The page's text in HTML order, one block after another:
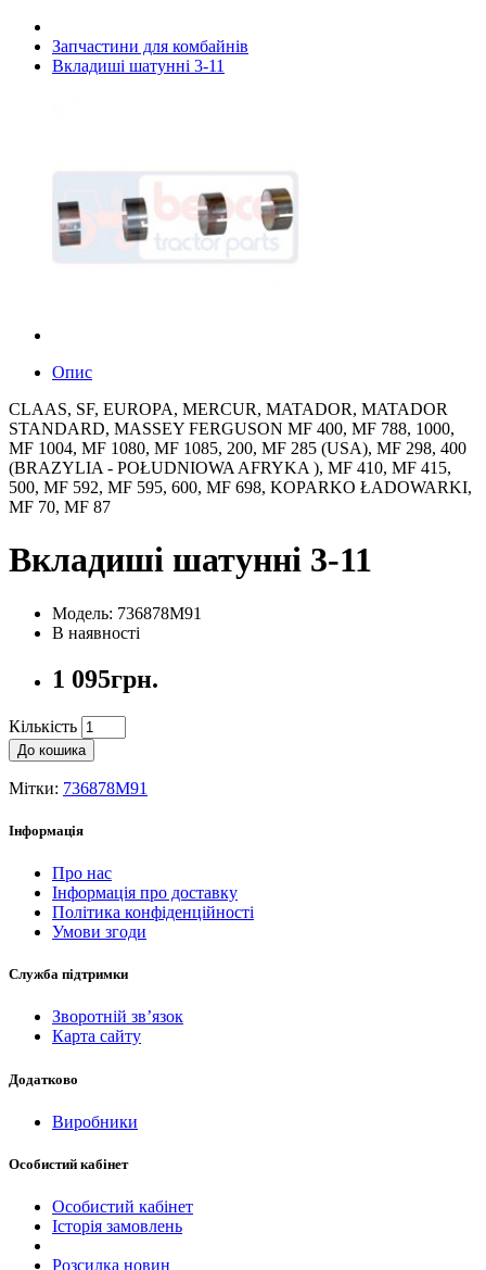
Запчастини для комбайнів
Вкладиші шатунні 3-11
Опис
CLAAS, SF, EUROPA, MERCUR, MATADOR, MATADOR
STANDARD, MASSEY FERGUSON MF 400, MF 788, 1000,
MF 1004, MF 1080, MF 1085, 200, MF 285 (USA), MF 298, 400
(BRAZYLIA - POŁUDNIOWA AFRYKA ), MF 410, MF 415,
500, MF 592, MF 595, 600, MF 698, KOPARKO ŁADOWARKI,
MF 70, MF 87
Вкладиші шатунні 3-11
Модель: 736878M91
В наявності
1 095грн.
Кількість
До кошика
Мітки: 736878M91
Інформація
Про нас
Інформація про доставку
Політика конфіденційності
Умови згоди
Служба підтримки
Зворотній зв’язок
Карта сайту
Додатково
Виробники
Особистий кабінет
Особистий кабінет
Історія замовлень
Розсилка новин